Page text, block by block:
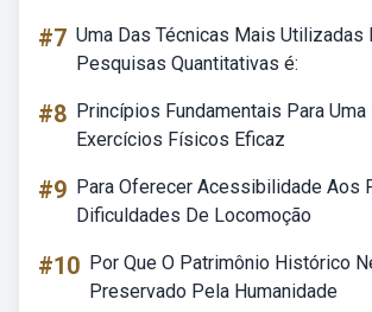
#7 Uma Das Técnicas Mais Utilizadas
Pesquisas Quantitativas é:
#8 Princípios Fundamentais Para
Exercícios Físicos Eficaz
#9 Para Oferecer Acessibilidade Aos
Dificuldades De Locomoção
#10 Por Que O Patrimônio Histórico
Preservado Pela Humanidade